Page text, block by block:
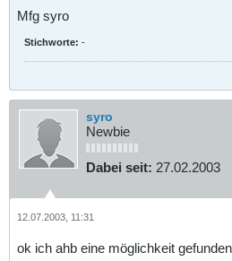
Mfg syro
Stichworte: -
syro
Newbie
Dabei seit: 27.02.2003
12.07.2003, 11:31
ok ich ahb eine möglichkeit